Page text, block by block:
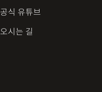
공식 유튜브
오시는 길